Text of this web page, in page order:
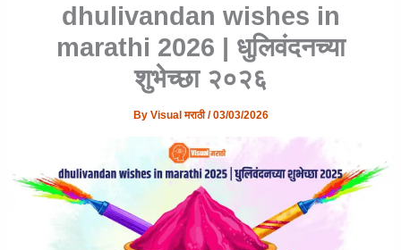
dhulivandan wishes in
marathi 2026 | धुलिवंदनच्या
शुभेच्छा २०२६
By Visual मराठी/03/03/2026